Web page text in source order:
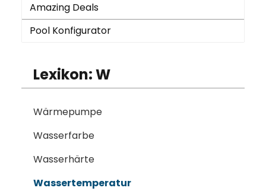
Amazing Deals
Pool Konfigurator
Lexikon: W
Wärmepumpe
Wasserfarbe
Wasserhärte
Wassertemperatur